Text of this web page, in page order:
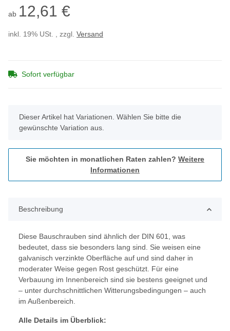
ab 12,61 €
inkl. 19% USt. , zzgl. Versand
Sofort verfügbar
x
Dieser Artikel hat Variationen. Wählen Sie bitte die
gewünschte Variation aus.
Sie möchten in monatlichen Raten zahlen? Weitere
Informationen
Beschreibung
Diese Bauschrauben sind ähnlich der DIN 601, was
bedeutet, dass sie besonders lang sind. Sie weisen eine
galvanisch verzinkte Oberfläche auf und sind daher in
moderater Weise gegen Rost geschützt. Für eine
Verbauung im Innenbereich sind sie bestens geeignet und
– unter durchschnittlichen Witterungsbedingungen – auch
im Außenbereich.
Alle Details im Überblick: